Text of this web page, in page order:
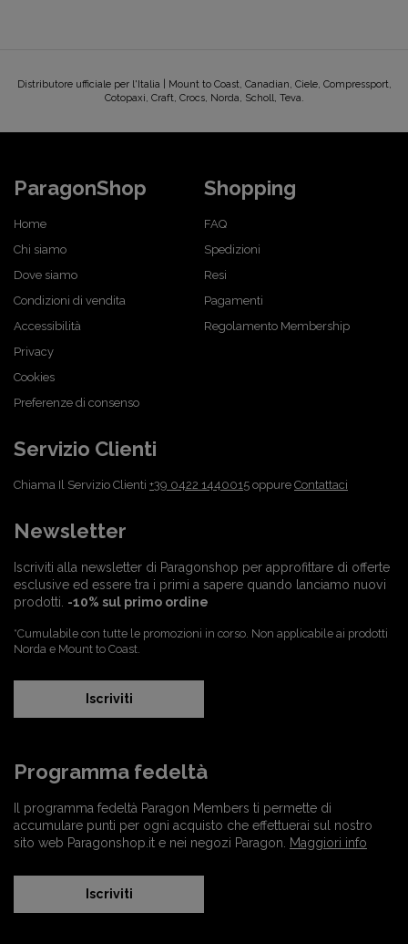
Distributore ufficiale per l'Italia | Mount to Coast, Canadian, Ciele, Compressport,
Cotopaxi, Craft, Crocs, Norda, Scholl, Teva.
ParagonShop
Home
Chi siamo
Dove siamo
Condizioni di vendita
Accessibilità
Privacy
Cookies
Preferenze di consenso
Shopping
FAQ
Spedizioni
Resi
Pagamenti
Regolamento Membership
Servizio Clienti
Chiama Il Servizio Clienti +39 0422 1440015 oppure Contattaci
Newsletter
Iscriviti alla newsletter di Paragonshop per approfittare di offerte
esclusive ed essere tra i primi a sapere quando lanciamo nuovi
prodotti. -10% sul primo ordine
*Cumulabile con tutte le promozioni in corso. Non applicabile ai prodotti
Norda e Mount to Coast.
Iscriviti
Programma fedeltà
Il programma fedeltà Paragon Members ti permette di
accumulare punti per ogni acquisto che effettuerai sul nostro
sito web Paragonshop.it e nei negozi Paragon.
Maggiori info
Iscriviti